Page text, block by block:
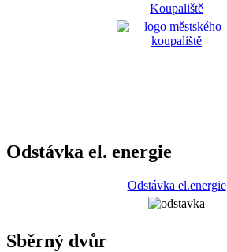
Koupaliště
Odstávka el. energie
Odstávka el.energie
Sběrný dvůr